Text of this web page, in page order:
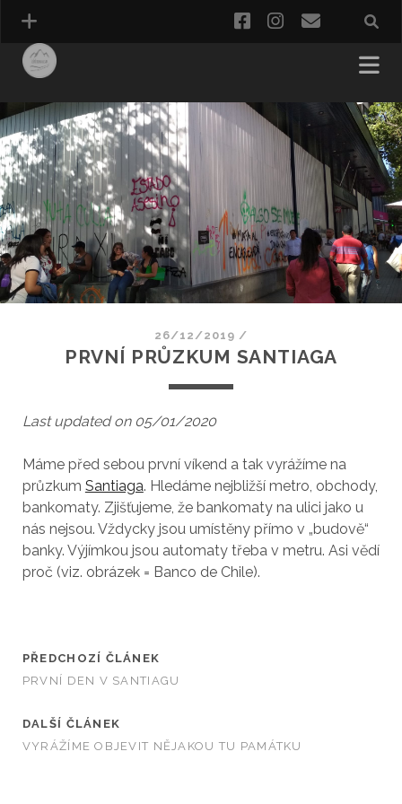
CESTOVÁNÍ
DIGITÁLNÍ NOMÁDSTVÍ
facebookinstagram
e-
26/12/2019 /
PRVNÍ PRŮZKUM SANTIAGA
Last updated on 05/01/2020
Máme před sebou první víkend a tak vyrážíme na
průzkum Santiaga. Hledáme nejbližší metro, obchody,
bankomaty. Zjišťujeme, že bankomaty na ulici jako u
nás nejsou. Vždycky jsou umístěny přímo v „budově“
banky. Výjímkou jsou automaty třeba v metru. Asi vědí
proč (viz. obrázek = Banco de Chile).
PŘEDCHOZÍ ČLÁNEK
PRVNÍ DEN V SANTIAGU
DALŠÍ ČLÁNEK
VYRÁŽÍME OBJEVIT NĚJAKOU TU PAMÁTKU